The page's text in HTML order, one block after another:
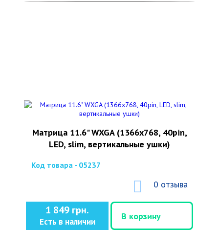
Матрица 11.6" WXGA (1366x768, 40pin,
LED, slim, вертикальные ушки)
Код товара - 05237
0 отзыва
1 849 грн.
Есть в наличии
В корзину